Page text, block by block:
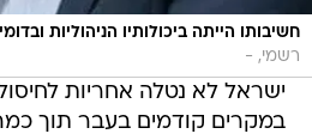
חשיבותו הייתה ביכולותיו הניהוליות
רשמי, -
ישראל לא נטלה אחריות
במקרים קודמים בעבר תוך